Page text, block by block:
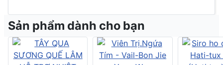
Sản phẩm dành cho bạn